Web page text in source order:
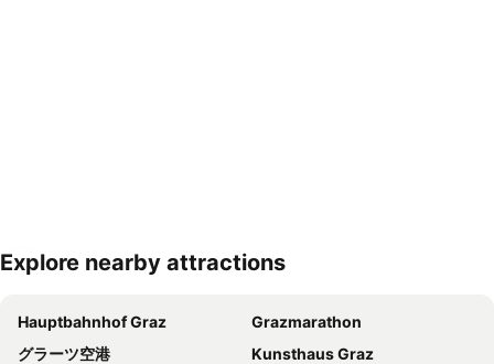
Explore nearby attractions
Hauptbahnhof Graz
Grazmarathon
グラーツ空港
Kunsthaus Graz